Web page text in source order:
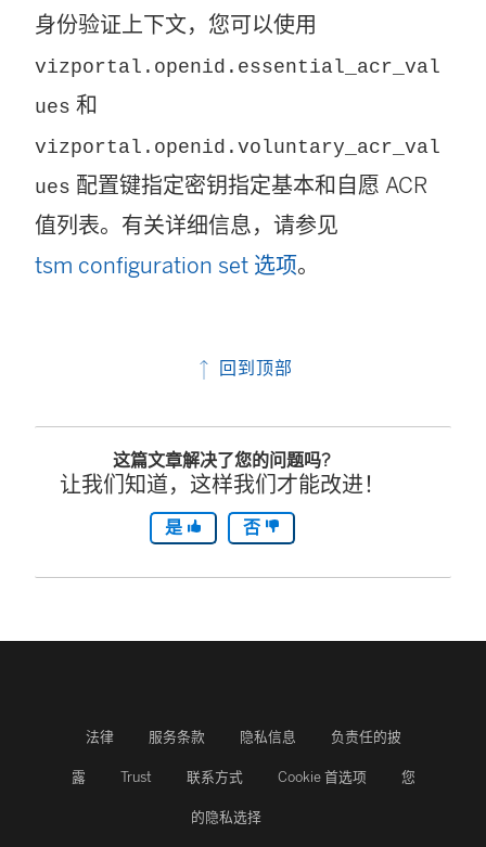
身份验证上下文，您可以使用
vizportal.openid.essential_acr_val
ues 和
vizportal.openid.voluntary_acr_val
ues 配置键指定密钥指定基本和自愿 ACR
值列表。有关详细信息，请参见
tsm configuration set 选项。
回到顶部
这篇文章解决了您的问题吗?
让我们知道，这样我们才能改进！
是 否
法律 服务条款 隐私信息 负责任的披
露 Trust 联系方式 Cookie 首选项 您
的隐私选择